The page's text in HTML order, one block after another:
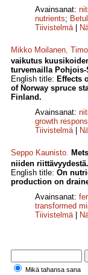
Avainsanat:
nutrients;
Tiivistelmä|
Mikko Moilanen,
vaikutus
turvemailla Pohjois-
English title: Effects
of Norway spruce
Finland.
Avainsanat:
growth
Tiivistelmä|
Seppo Kaunisto.
niiden riittävyydestä.
English title: On
production on
Avainsanat:
transformed
Tiivistelmä|
Mikä tahansa sana